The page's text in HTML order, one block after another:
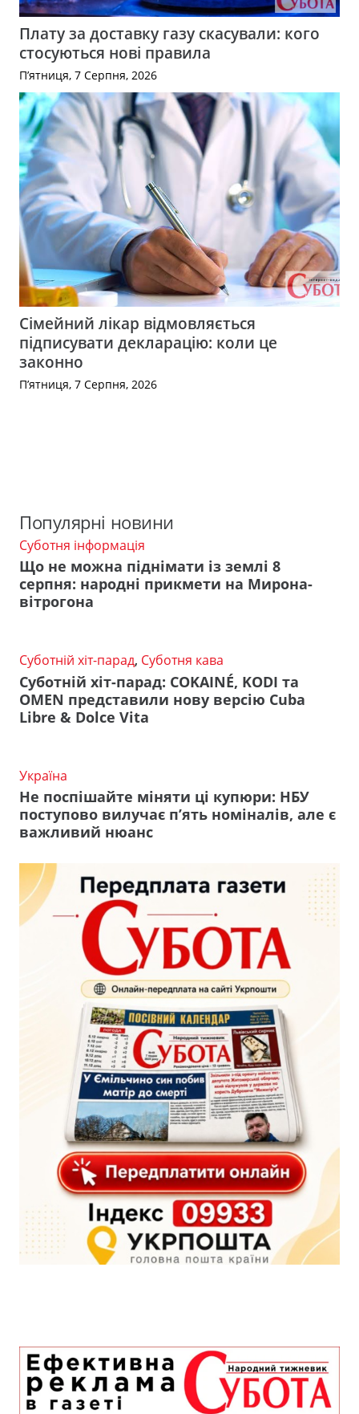
Плату за доставку газу скасували: кого
стосуються нові правила
П’ятниця, 7 Серпня, 2026
Сімейний лікар відмовляється
підписувати декларацію: коли це
законно
П’ятниця, 7 Серпня, 2026
Популярні новини
Суботня інформація
Що не можна піднімати із землі 8
серпня: народні прикмети на Мирона-
вітрогона
Суботній хіт-парад, Суботня кава
Суботній хіт-парад: COKAINÉ, KODI та
OMEN представили нову версію Cuba
Libre & Dolce Vita
Україна
Не поспішайте міняти ці купюри: НБУ
поступово вилучає п’ять номіналів, але є
важливий нюанс